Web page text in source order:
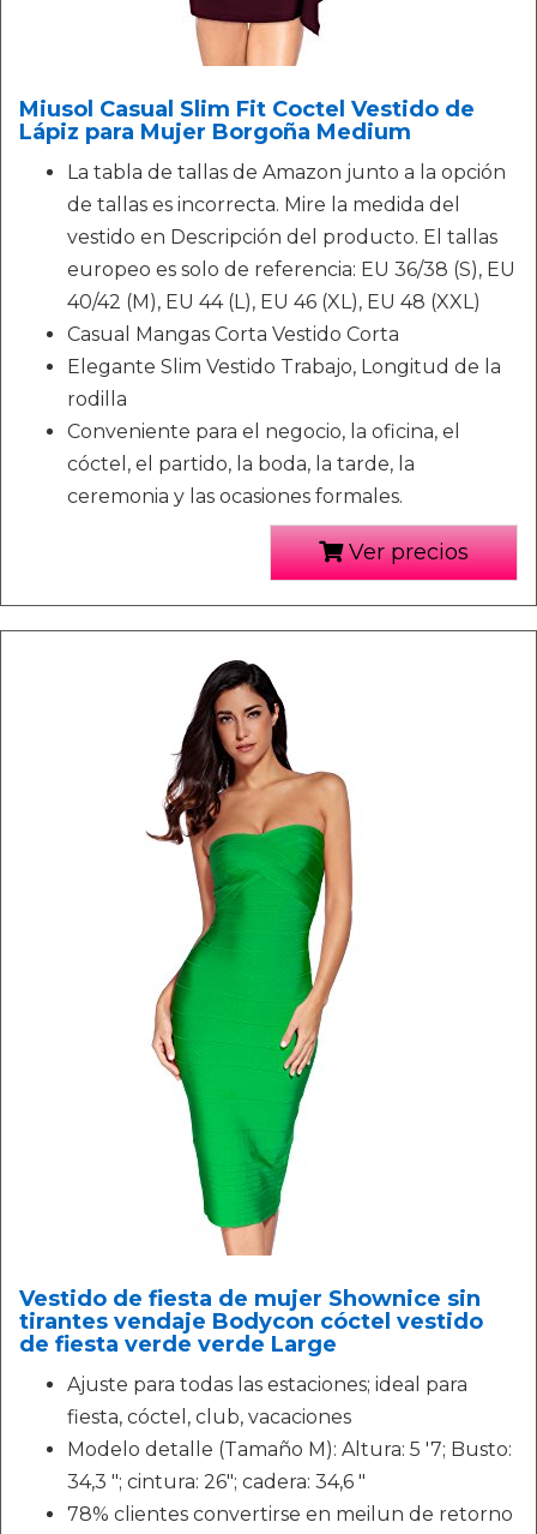
Miusol Casual Slim Fit Coctel Vestido de
Lápiz para Mujer Borgoña Medium
La tabla de tallas de Amazon junto a la opción
de tallas es incorrecta. Mire la medida del
vestido en Descripción del producto. El tallas
europeo es solo de referencia: EU 36/38 (S), EU
40/42 (M), EU 44 (L), EU 46 (XL), EU 48 (XXL)
Casual Mangas Corta Vestido Corta
Elegante Slim Vestido Trabajo, Longitud de la
rodilla
Conveniente para el negocio, la oficina, el
cóctel, el partido, la boda, la tarde, la
ceremonia y las ocasiones formales.
Ver precios
Vestido de fiesta de mujer Shownice sin
tirantes vendaje Bodycon cóctel vestido
de fiesta verde verde Large
Ajuste para todas las estaciones; ideal para
fiesta, cóctel, club, vacaciones
Modelo detalle (Tamaño M): Altura: 5 '7; Busto:
34,3 "; cintura: 26"; cadera: 34,6 "
78% clientes convertirse en meilun de retorno